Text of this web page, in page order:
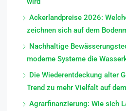
Ackerlandpreise 2026:
zeichnen sich auf dem
Nachhaltige
moderne Systeme die
Die Wiederentdeckung alter
Trend zu mehr Vielfalt auf
Agrarfinanzierung: Wie sich